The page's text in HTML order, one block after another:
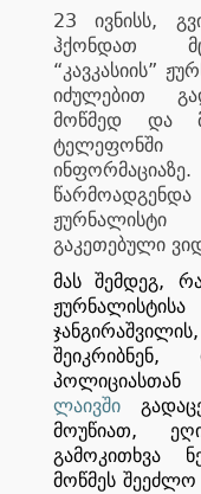
23ივნისს,
ჰქონდათ
“კავკასიის”
იძულებით
მოწმედ
და
ტელეფონში
ინფორმაციაზე
წარმოადგენდა
ჟურნალისტი
გაკეთებული
მას შემდეგ,
ჟურნალისტისა
ჯანგირაშვილის,
შეიკრიბნენ,
პოლიციასთან
ლაივში
მოუწიათ,
გამოკითხვა
მოწმეს შეეძლო